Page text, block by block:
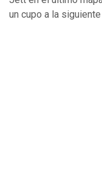
un cupo a la